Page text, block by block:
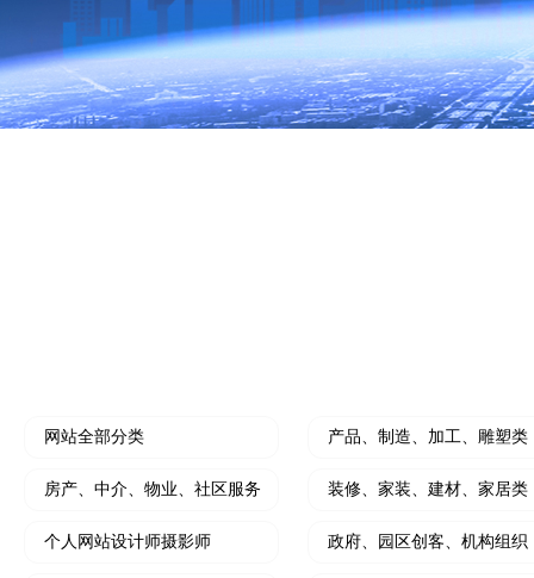
蛋糕门店构建新零售闭环 鲜花门店移动营销
便利店小程序
新零售＋新门店，消费体验无缝衔接
生鲜门店小程序
生鲜门店构建社区
网站全部分类 产品、制造、加工、雕塑类
房产、中介、物业、社区服务 装修、家装、建材、家居类
个人网站设计师摄影师 政府、园区创客、机构组织